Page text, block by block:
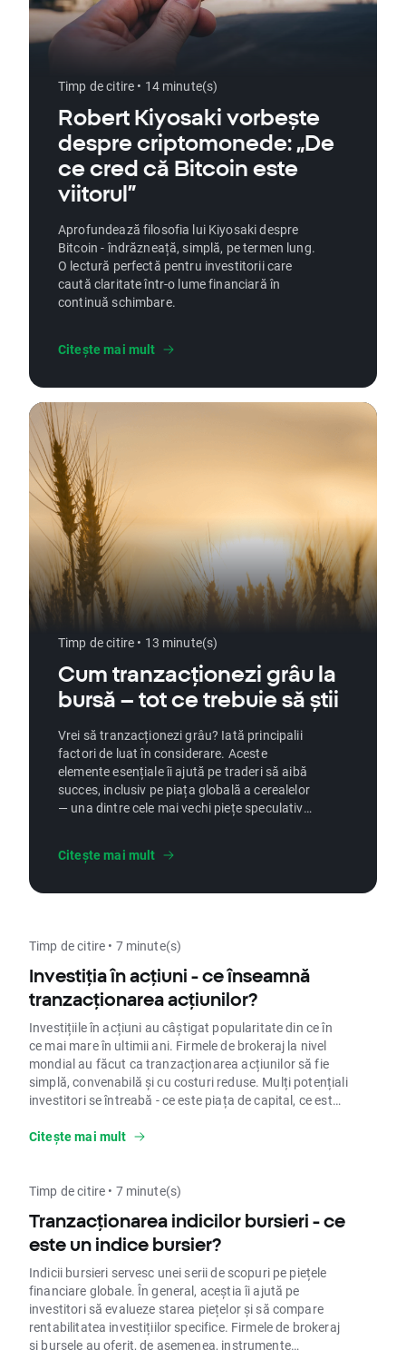
Timp de citire • 14 minute(s)
Robert Kiyosaki vorbește
despre criptomonede: „De
ce cred că Bitcoin este
viitorul”
Aprofundează filosofia lui Kiyosaki despre
Bitcoin - îndrăzneață, simplă, pe termen lung.
O lectură perfectă pentru investitorii care
caută claritate într-o lume financiară în
continuă schimbare.
Citește mai mult
Timp de citire • 13 minute(s)
Cum tranzacționezi grâu la
bursă – tot ce trebuie să știi
Vrei să tranzacționezi grâu? Iată principalii
factori de luat în considerare. Aceste
elemente esențiale îi ajută pe traderi să aibă
succes, inclusiv pe piața globală a cerealelor
— una dintre cele mai vechi piețe speculative,
grâu? Să aflăm.
Citește mai mult
Timp de citire • 7 minute(s)
Investiția în acțiuni - ce înseamnă
tranzacționarea acțiunilor?
Investițiile în acțiuni au câștigat popularitate din ce în
ce mai mare în ultimii ani. Firmele de brokeraj la nivel
mondial au făcut ca tranzacționarea acțiunilor să fie
simplă, convenabilă și cu costuri reduse. Mulți potențiali
investitori se întreabă - ce este piața de capital, ce este
investească în acțiuni? Vom aborda aceste probleme în
Citește mai mult
Timp de citire • 7 minute(s)
Tranzacționarea indicilor bursieri - ce
este un indice bursier?
Indicii bursieri servesc unei serii de scopuri pe piețele
financiare globale. În general, aceștia îi ajută pe
investitori să evalueze starea piețelor și să compare
rentabilitatea investițiilor specifice. Firmele de brokeraj
și bursele au oferit, de asemenea, instrumente